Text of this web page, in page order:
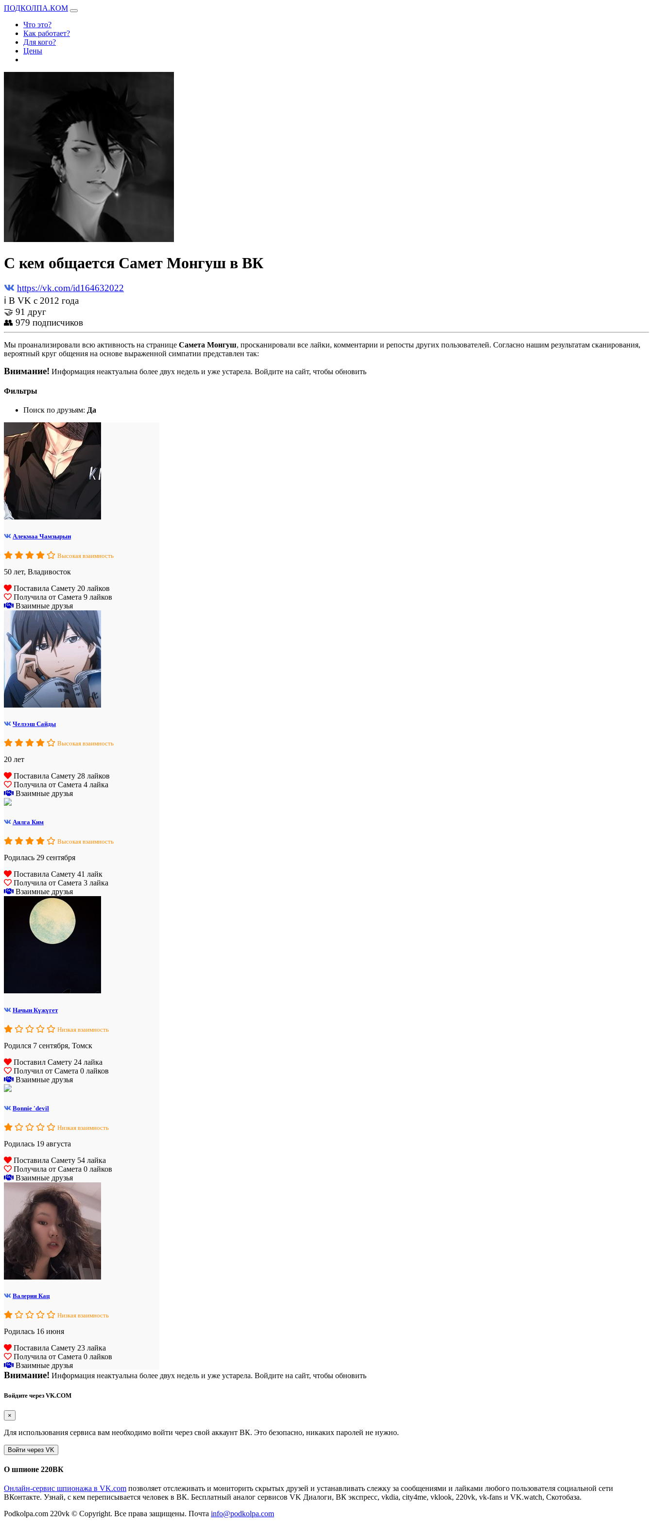
ПОДКОЛПА.КОМ
Что это?
Как работает?
Для кого?
Цены
С кем общается Самет Монгуш в ВК
https://vk.com/id164632022
ℹ В VK с 2012 года
🤝 91 друг
👥 979 подписчиков
Мы проанализировали всю активность на странице Самета Монгуш, просканировали все лайки, комментарии и репосты других пользователей. Согласно нашим результатам сканирования,
вероятный круг общения на основе выраженной симпатии представлен так:
Внимание! Информация неактуальна более двух недель и уже устарела. Войдите на сайт, чтобы обновить
Фильтры
Поиск по друзьям: Да
Алекмаа Чамзырын
Высокая взаимность
50 лет, Владивосток
Поставила Самету 20 лайков
Получила от Самета 9 лайков
Взаимные друзья
Челээш Сайды
Высокая взаимность
20 лет
Поставила Самету 28 лайков
Получила от Самета 4 лайка
Взаимные друзья
Аялга Ким
Высокая взаимность
Родилась 29 сентября
Поставила Самету 41 лайк
Получила от Самета 3 лайка
Взаимные друзья
Начын Күжүгет
Низкая взаимность
Родился 7 сентября, Томск
Поставил Самету 24 лайка
Получил от Самета 0 лайков
Взаимные друзья
Bonnie 'devil
Низкая взаимность
Родилась 19 августа
Поставила Самету 54 лайка
Получила от Самета 0 лайков
Взаимные друзья
Валерия Кац
Низкая взаимность
Родилась 16 июня
Поставила Самету 23 лайка
Получила от Самета 0 лайков
Взаимные друзья
Внимание! Информация неактуальна более двух недель и уже устарела. Войдите на сайт, чтобы обновить
Войдите через VK.COM
×
Для использования сервиса вам необходимо войти через свой аккаунт ВК. Это безопасно, никаких паролей не нужно.
О шпионе 220ВК
Онлайн-сервис шпионажа в VK.com позволяет отслеживать и мониторить скрытых друзей и устанавливать слежку за сообщениями и лайками любого пользователя социальной сети
ВКонтакте. Узнай, с кем переписывается человек в ВК. Бесплатный аналог сервисов VK Диалоги, ВК экспресс, vkdia, city4me, vklook, 220vk, vk-fans и VK.watch, Скотобаза.
Podkolpa.com 220vk © Copyright. Все права защищены. Почта info@podkolpa.com